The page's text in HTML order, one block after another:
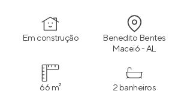
Em construção Benedito Bentes
Maceió - AL
66 m² 2 banheiros